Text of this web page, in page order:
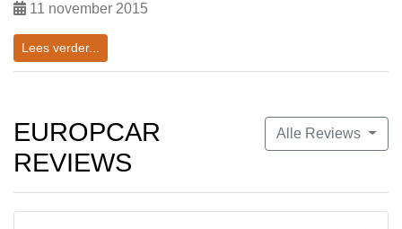
11 november 2015
Lees verder...
Alle Reviews
EUROPCAR
REVIEWS